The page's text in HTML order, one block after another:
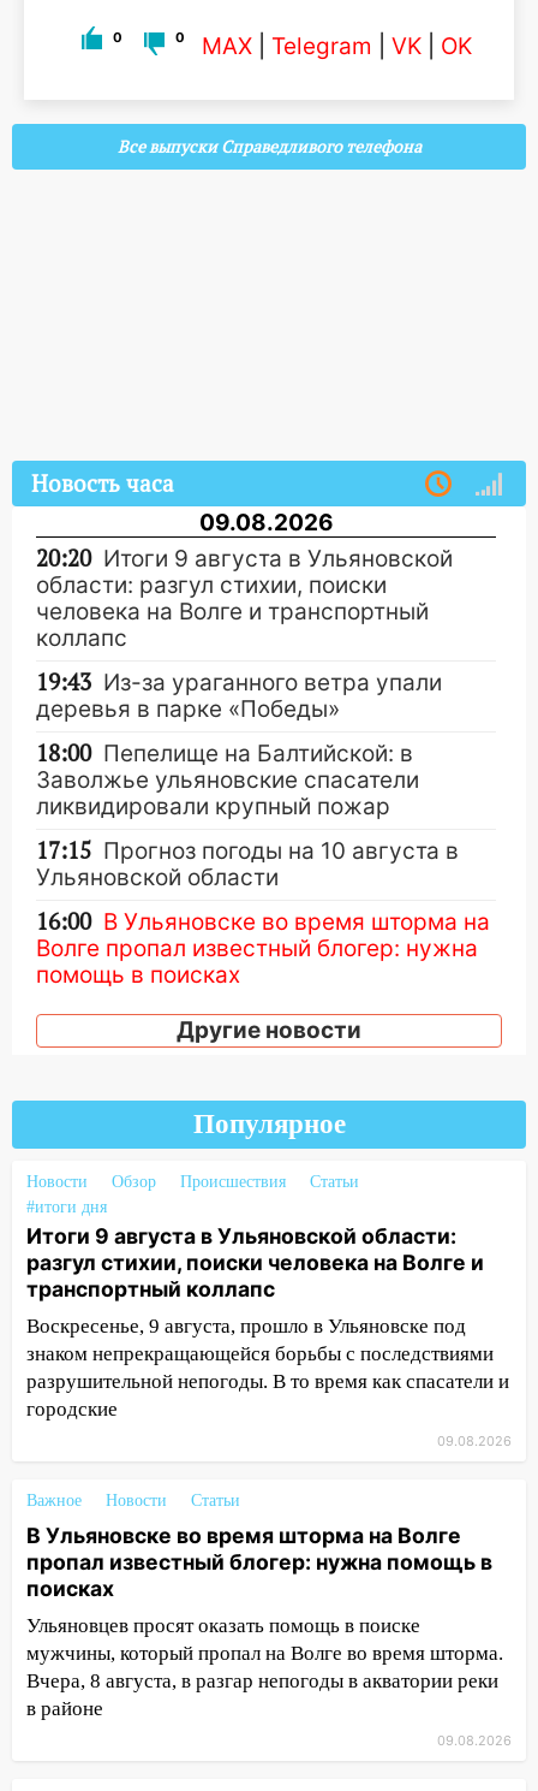
0 0 MAX Telegram VK OK
Все выпуски Справедливого телефона
Новость часа
09.08.2026
20:20 Итоги 9 августа в Ульяновской
области: разгул стихии, поиски
человека на Волге и транспортный
коллапс
19:43 Из-за ураганного ветра упали
деревья в парке «Победы»
18:00 Пепелище на Балтийской: в
Заволжье ульяновские спасатели
ликвидировали крупный пожар
17:15 Прогноз погоды на 10 августа в
Ульяновской области
16:00 В Ульяновске во время шторма на
Волге пропал известный блогер: нужна
помощь в поисках
15:28 Соцсети: на «Ауди» упало дерево
в Новом городе
какими сложностями сталкиваются
молодые мамы
13:02 Соцсети: на улице Розы
Люксембург дерево упало на
13:00 «Благоприятный период для
новых начинаний: гороскоп для всех
знаков зодиака на неделю с 10 по 16
Ульяновске образовалось «море»
12:57 В Ульяновской области ожидается
крупный град
12:11 Где есть бензин в Ульяновске 9
августа: список АЗС
11:55 Соцсети: светофор упал на
машину во время сильного ливня в
Другие новости
Популярное
Новости Обзор Происшествия
Статьи
#итоги дня
Итоги 9 августа в Ульяновской области:
разгул стихии, поиски человека на Волге и
транспортный коллапс
Воскресенье, 9 августа, прошло в Ульяновске под
знаком непрекращающейся борьбы с последствиями
разрушительной непогоды. В то время как спасатели и
городские
09.08.2026
Важное Новости Статьи
В Ульяновске во время шторма на Волге
пропал известный блогер: нужна помощь в
поисках
Ульяновцев просят оказать помощь в поиске
мужчины, который пропал на Волге во время шторма.
Вчера, 8 августа, в разгар непогоды в акватории реки
в районе
09.08.2026